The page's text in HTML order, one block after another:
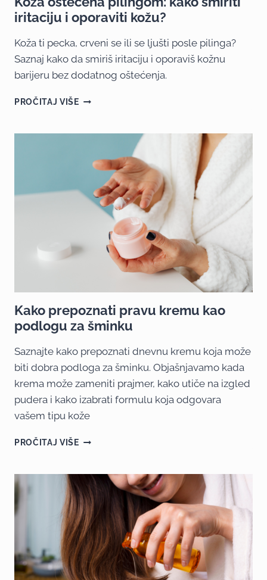
iritaciju i oporaviti kožu?
Koža ti pecka, crveni se ili se ljušti posle pilinga?
Saznaj kako da smiriš iritaciju i oporaviš kožnu
barijeru bez dodatnog oštećenja.
PROČITAJ VIŠE
Kako prepoznati pravu kremu kao
podlogu za šminku
Saznajte kako prepoznati dnevnu kremu koja može
biti dobra podloga za šminku. Objašnjavamo kada
krema može zameniti prajmer, kako utiče na izgled
pudera i kako izabrati formulu koja odgovara
vašem tipu kože
PROČITAJ VIŠE